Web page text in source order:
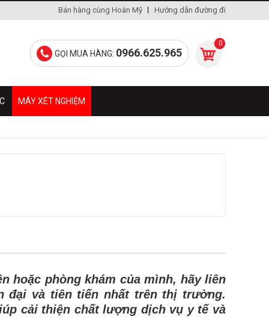
Hướng dẫn đường đi
Bán hàng cùng Hoàn Mỹ
0
GỌI MUA HÀNG: 0966.625.965
MÁY XÉT NGHIỆM
hoặc phòng khám của mình, hãy liên
đại và tiên tiến nhất trên thị trường.
cải thiện chất lượng dịch vụ y tế và